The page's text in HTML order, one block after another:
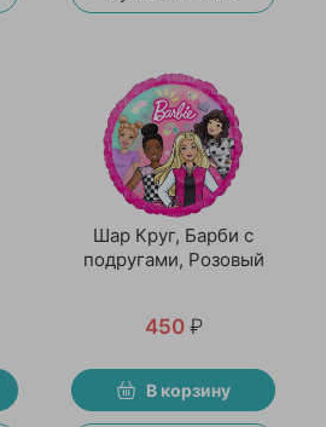
Шар Круг, Барби с
подругами, Розовый
450 ₽
В корзину